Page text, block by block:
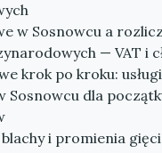
w Sosnowcu a
— VAT i
krok po kroku:
Sosnowcu dla
i promienia